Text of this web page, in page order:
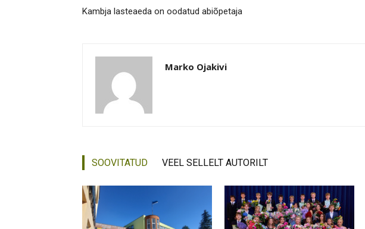
Kambja lasteaeda on oodatud abiõpetaja
Marko Ojakivi
SOOVITATUD VEEL SELLELT AUTORILT